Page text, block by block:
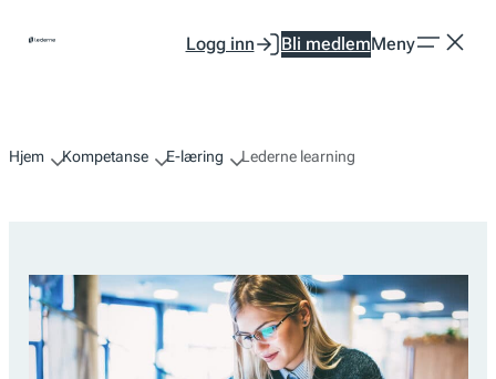
Logg inn Bli medlemMeny
Hjem Kompetanse E-læring Lederne learning